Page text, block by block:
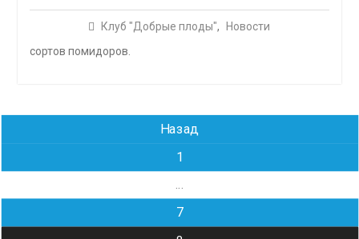
Клуб "Добрые плоды", Новости
сортов помидоров.
Навигация
записям
Назад
1
7